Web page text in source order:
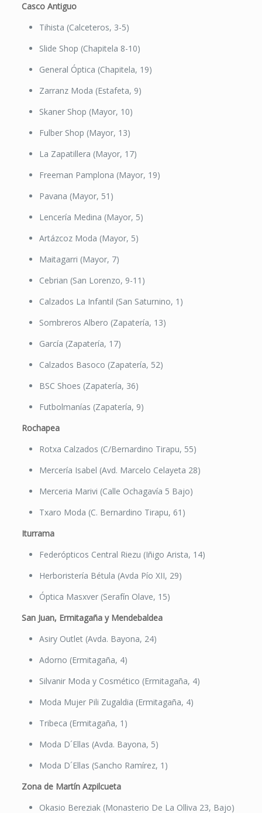
Casco Antiguo
Tihista (Calceteros, 3-5)
Slide Shop (Chapitela 8-10)
General Óptica (Chapitela, 19)
Zarranz Moda (Estafeta, 9)
Skaner Shop (Mayor, 10)
Fulber Shop (Mayor, 13)
La Zapatillera (Mayor, 17)
Freeman Pamplona (Mayor, 19)
Pavana (Mayor, 51)
Lencería Medina (Mayor, 5)
Artázcoz Moda (Mayor, 5)
Maitagarri (Mayor, 7)
Cebrian (San Lorenzo, 9-11)
Calzados La Infantil (San Saturnino, 1)
Sombreros Albero (Zapatería, 13)
García (Zapatería, 17)
Calzados Basoco (Zapatería, 52)
BSC Shoes (Zapatería, 36)
Futbolmanías (Zapatería, 9)
Rochapea
Rotxa Calzados (C/Bernardino Tirapu, 55)
Mercería Isabel (Avd. Marcelo Celayeta 28)
Merceria Marivi (Calle Ochagavía 5 Bajo)
Txaro Moda (C. Bernardino Tirapu, 61)
Iturrama
Federópticos Central Riezu (Iñigo Arista, 14)
Herboristería Bétula (Avda Pío XII, 29)
Óptica Masxver (Serafín Olave, 15)
San Juan, Ermitagaña y Mendebaldea
Asiry Outlet (Avda. Bayona, 24)
Adorno (Ermitagaña, 4)
Silvanir Moda y Cosmético (Ermitagaña, 4)
Moda Mujer Pili Zugaldia (Ermitagaña, 4)
Tribeca (Ermitagaña, 1)
Moda D´Ellas (Avda. Bayona, 5)
Moda D´Ellas (Sancho Ramírez, 1)
Zona de Martín Azpilcueta
Okasio Bereziak (Monasterio De La Olliva 23, Bajo)